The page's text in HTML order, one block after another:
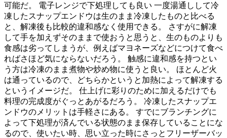
可能だ。 電子レンジで下処理しても良い 一度湯通しして冷
凍したスナップエンドウは生のまま冷凍したものと比べる
と、解凍後も比較的違和感なく使用できる。 さすがに解凍
して手を加えずそのままで使おうと思うと、生のものよりも
食感は劣ってしまうが、例えばマヨネーズなどにつけて食べ
ればさほど気にならないだろう。 触感に違和感を持つとい
う方は冷凍のまま煮物や炒め物に使うと良い。 ほとんど火
は通っているので、どちらかというと加熱によって解凍する
というイメージだ。 仕上げに彩りのために加えるだけでも
料理の完成度がぐっとあがるだろう。 冷凍したスナップエ
ンドウのメリットは手軽さにある。 すでにブランチングに
よって下処理が済んでいる状態のまま保存していることにな
るので、使いたい時、思い立った時にさっとフリーザーバッ